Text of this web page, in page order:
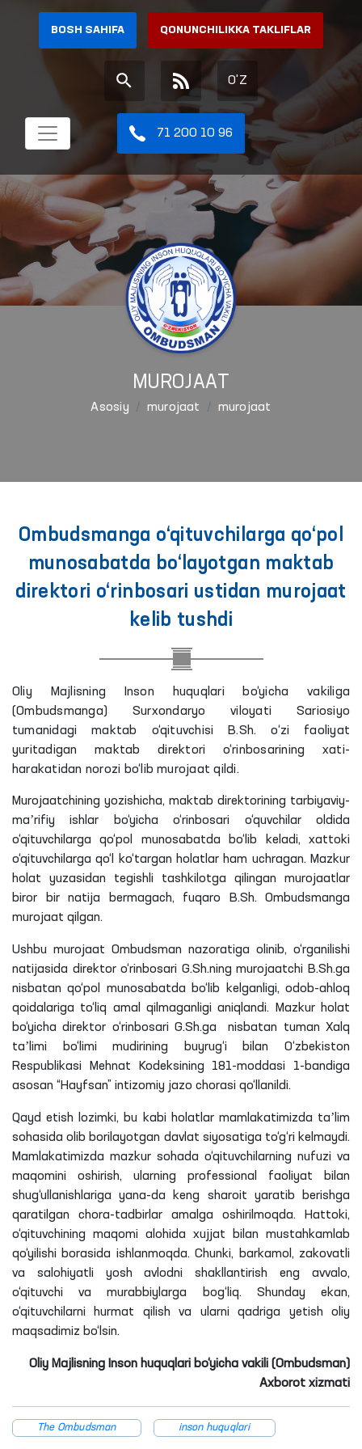
BOSH SAHIFA QONUNCHILIKKA TAKLIFLAR
O'Z
71 200 10 96
MUROJAAT
Asosiy murojaat murojaat
Ombudsmanga o‘qituvchilarga qo‘pol
munosabatda bo‘layotgan maktab
direktori o‘rinbosari ustidan murojaat
kelib tushdi
Oliy Majlisning Inson huquqlari bo‘yicha vakiliga
(Ombudsmanga) Surxondaryo viloyati Sariosiyo
tumanidagi maktab o‘qituvchisi B.Sh. o‘zi faoliyat
yuritadigan maktab direktori o‘rinbosarining xati-
harakatidan norozi bo‘lib murojaat qildi.
Murojaatchining yozishicha, maktab direktorining tarbiyaviy-
maʼrifiy ishlar bo‘yicha o‘rinbosari o‘quvchilar oldida
o‘qituvchilarga qo‘pol munosabatda bo‘lib keladi, xattoki
o‘qituvchilarga qo‘l ko‘targan holatlar ham uchragan. Mazkur
holat yuzasidan tegishli tashkilotga qilingan murojaatlar
biror bir natija bermagach, fuqaro B.Sh. Ombudsmanga
murojaat qilgan.
Ushbu murojaat Ombudsman nazoratiga olinib, o‘rganilishi
natijasida direktor o‘rinbosari G.Sh.ning murojaatchi B.Sh.ga
nisbatan qo‘pol munosabatda bo‘lib kelganligi, odob-ahloq
qoidalariga to‘liq amal qilmaganligi aniqlandi. Mazkur holat
bo‘yicha direktor o‘rinbosari G.Sh.ga nisbatan tuman Xalq
taʼlimi bo‘limi mudirining buyrug‘i bilan O‘zbekiston
Respublikasi Mehnat Kodeksining 181-moddasi 1-bandiga
asosan “Hayfsan” intizomiy jazo chorasi qo‘llanildi.
Qayd etish lozimki, bu kabi holatlar mamlakatimizda taʼlim
sohasida olib borilayotgan davlat siyosatiga to‘g‘ri kelmaydi.
Mamlakatimizda mazkur sohada o‘qituvchilarning nufuzi va
maqomini oshirish, ularning professional faoliyat bilan
shug‘ullanishlariga yana-da keng sharoit yaratib berishga
qaratilgan chora-tadbirlar amalga oshirilmoqda. Hattoki,
o‘qituvchining maqomi alohida xujjat bilan mustahkamlab
qo‘yilishi borasida ishlanmoqda. Chunki, barkamol, zakovatli
va salohiyatli yosh avlodni shakllantirish eng avvalo,
o‘qituvchi va murabbiylarga bog‘liq. Shunday ekan,
o‘qituvchilarni hurmat qilish va ularni qadriga yetish oliy
maqsadimiz bo‘lsin.
Oliy Majlisning Inson huquqlari bo‘yicha vakili (Ombudsman)
Axborot xizmati
The Ombudsman inson huquqlari